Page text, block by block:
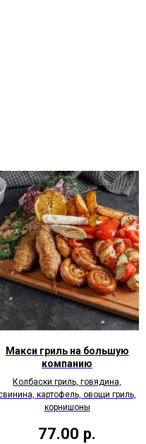
Макси гриль на большую
компанию
Колбаски гриль, говядина,
картофель, овощи гриль,
корнишоны
77.00 р.